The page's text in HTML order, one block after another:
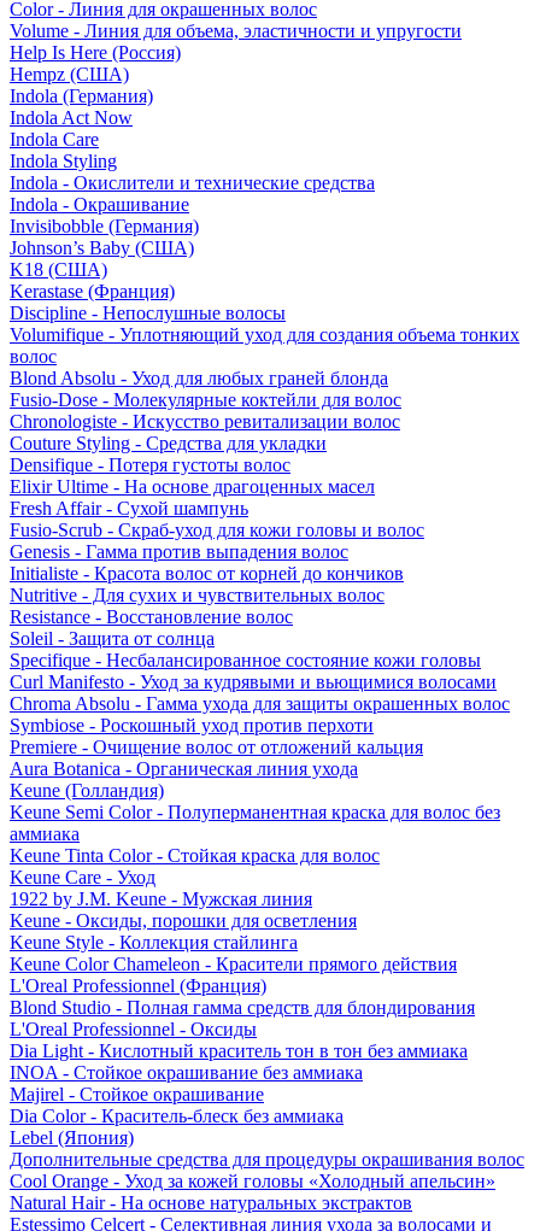
Color - Линия для окрашенных волос
Volume - Линия для объема, эластичности и упругости
Help Is Here (Россия)
Hempz (США)
Indola (Германия)
Indola Act Now
Indola Care
Indola Styling
Indola - Окислители и технические средства
Indola - Окрашивание
Invisibobble (Германия)
Johnson’s Baby (США)
K18 (США)
Kerastase (Франция)
Discipline - Непослушные волосы
Volumifique - Уплотняющий уход для создания объема тонких
волос
Blond Absolu - Уход для любых граней блонда
Fusio-Dose - Молекулярные коктейли для волос
Chronologiste - Искусство ревитализации волос
Couture Styling - Средства для укладки
Densifique - Потеря густоты волос
Elixir Ultime - На основе драгоценных масел
Fresh Affair - Сухой шампунь
Fusio-Scrub - Скраб-уход для кожи головы и волос
Genesis - Гамма против выпадения волос
Initialiste - Красота волос от корней до кончиков
Nutritive - Для сухих и чувствительных волос
Resistance - Восстановление волос
Soleil - Защита от солнца
Specifique - Несбалансированное состояние кожи головы
Curl Manifesto - Уход за кудрявыми и вьющимися волосами
Chroma Absolu - Гамма ухода для защиты окрашенных волос
Symbiose - Роскошный уход против перхоти
Premiere - Очищение волос от отложений кальция
Aura Botanica - Органическая линия ухода
Keune (Голландия)
Keune Semi Color - Полуперманентная краска для волос без
аммиака
Keune Tinta Color - Стойкая краска для волос
Keune Care - Уход
1922 by J.M. Keune - Мужская линия
Keune - Оксиды, порошки для осветления
Keune Style - Коллекция стайлинга
Keune Color Chameleon - Красители прямого действия
L'Oreal Professionnel (Франция)
Blond Studio - Полная гамма средств для блондирования
L'Oreal Professionnel - Оксиды
Dia Light - Кислотный краситель тон в тон без аммиака
INOA - Стойкое окрашивание без аммиака
Majirel - Стойкое окрашивание
Dia Color - Краситель-блеск без аммиака
Lebel (Япония)
Дополнительные средства для процедуры окрашивания волос
Cool Orange - Уход за кожей головы «Холодный апельсин»
Natural Hair - На основе натуральных экстрактов
Estessimo Celcert - Селективная линия ухода за волосами и